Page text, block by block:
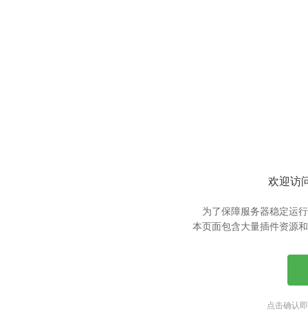
欢迎访
为了保障服务器稳定运
本页面包含大量插件资源
点击确认